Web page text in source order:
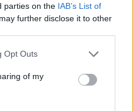
parties on the IAB’s List of
further disclose it to other
Opt Outs
of my